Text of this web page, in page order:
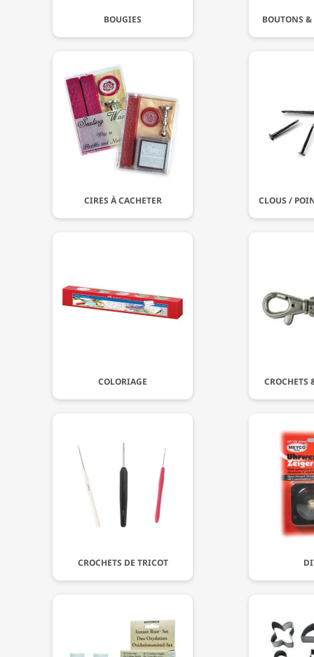
BOUGIES BOUTONS &
CIRES À CACHETER CLOUS /
COLORIAGE CROCHETS
CROCHETS DE TRICOT